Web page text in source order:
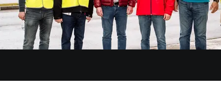
DARGO
от 3 199 000 ₽
DARGO X
от 3 499 000 ₽
Тест-драйв
Трейд-ин
Кредитный калькулятор
СЕРВИСНОЕ ОБСЛУЖИВАНИЕ
Нулевое ТО
Программа «Помощь на дороге»
Электронный ПТС
О дилере
Наша команда
Контакты